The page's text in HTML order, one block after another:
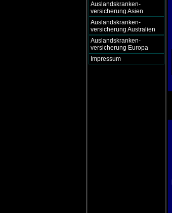
Auslandskranken-
versicherung Asien
Auslandskranken-
versicherung Australien
Auslandskranken-
versicherung Europa
Impressum